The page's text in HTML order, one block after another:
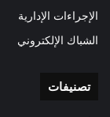
الإجراءات الإدارية
الشباك الإلكتروني
تصنيفات